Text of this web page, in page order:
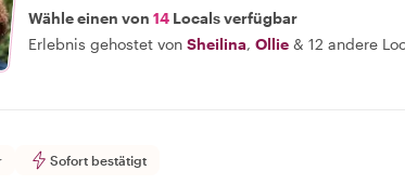
Wähle einen von 14 Locals verfügbar
Erlebnis gehostet von Sheilina, Ollie & 12 andere
Sofort bestätigt